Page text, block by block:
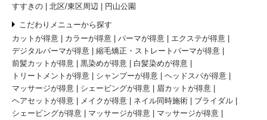
すすきの
北区/東区周辺 円山公園
こだわりメニューから探す
カットが得意
カラーが得意 パーマが得意
エクステが得意
デジタルパーマが得意
縮毛矯正・ストレートパーマが得意
前髪カットが得意
黒染めが得意
白髪染めが得意
トリートメントが得意
シャンプーが得意
ヘッドスパが得意
マッサージが得意
シェービングが得意
眉カットが得意
ヘアセットが得意
メイクが得意 ネイル同時施術
ブライダル
シェービングが得意
マッサージが得意
マッサージが得意